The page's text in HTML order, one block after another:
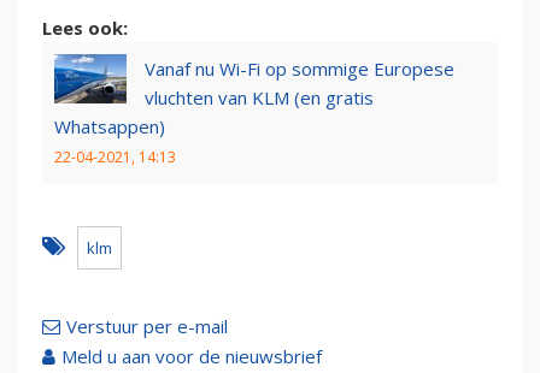
Lees ook:
Vanaf nu Wi-Fi op sommige Europese
vluchten van KLM (en gratis
Whatsappen)
22-04-2021, 14:13
klm
Verstuur per e-mail
Meld u aan voor de nieuwsbrief